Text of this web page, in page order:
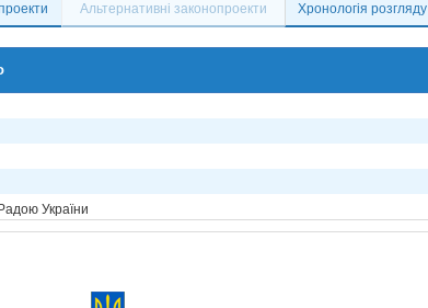
Альтернативні законопроекти Хронологія розгляду
України